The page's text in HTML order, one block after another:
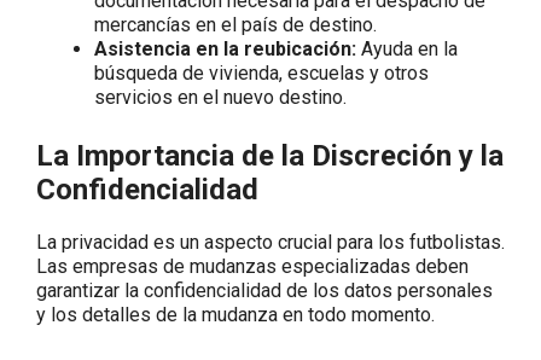
mercancías en el país de destino.
Asistencia en la reubicación: Ayuda en la
búsqueda de vivienda, escuelas y otros
servicios en el nuevo destino.
La Importancia de la Discreción y la
Confidencialidad
La privacidad es un aspecto crucial para los futbolistas.
Las empresas de mudanzas especializadas deben
garantizar la confidencialidad de los datos personales
y los detalles de la mudanza en todo momento.